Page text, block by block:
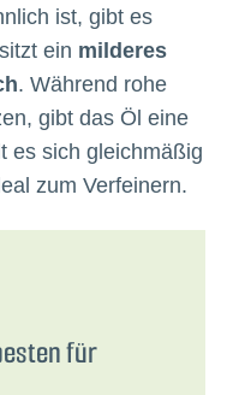
ist, gibt es
ein milderes
. Während rohe
gibt das Öl eine
es sich gleichmäßig
zum Verfeinern.
für